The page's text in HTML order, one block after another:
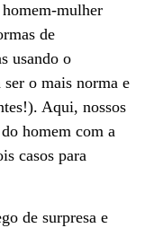
mulher
de
usando o
o mais norma e
Aqui, nossos
homem com a
casos para
de surpresa e